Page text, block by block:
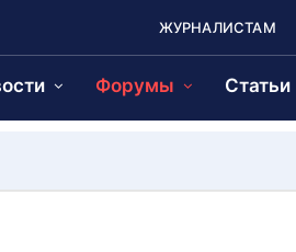
ЖУРНАЛИСТАМ
Форумы Статьи